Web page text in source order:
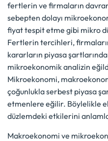
fertlerin ve firmaların
sebepten dolayı
fiyat tespit etme gibi mikro
Fertlerin tercihleri,
kararların piyasa
mikroekonomik analizin
Mikroekonomi,
çoğunlukla serbest piyasa
etmenlere eğilir. Böylelikle
düzlemdeki etkilerini
Makroekonomi ve